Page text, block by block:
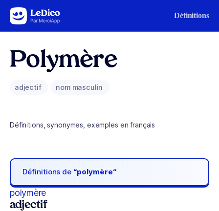
Aller au contenu Définitions
Polymère
adjectif nom masculin
Définitions, synonymes, exemples en français
Définitions de “polymère“
polymère
adjectif